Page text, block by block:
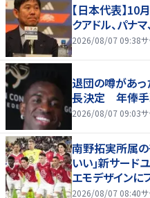
【日本代表】
クアドル、パナ
2026/08/07 09:38
退団の噂があっ
長決定 年俸手
2026/08/07 09:03
南野拓実所属の
いい｣新サード
エモデザインに
2026/08/07 08:40